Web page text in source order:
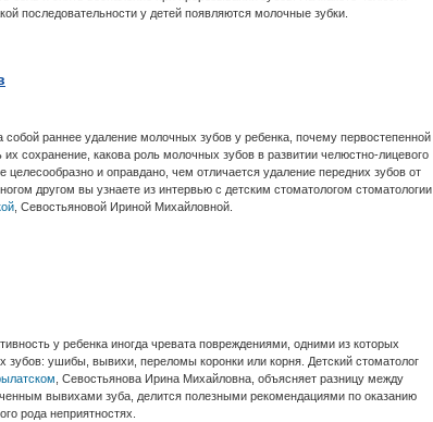
последовательности у детей появляются молочные зубки.
собой раннее удаление молочных зубов у ребенка, почему первостепенной
сохранение, какова роль молочных зубов в развитии челюстно-лицевого
целесообразно и оправдано, чем отличается удаление передних зубов от
другом вы узнаете из интервью с детским стоматологом стоматологии
, Севостьяновой Ириной Михайловной.
у ребенка иногда чревата повреждениями, одними из которых
ушибы, вывихи, переломы коронки или корня. Детский стоматолог
, Севостьянова Ирина Михайловна, объясняет разницу между
вывихами зуба, делится полезными рекомендациями по оказанию
рода неприятностях.